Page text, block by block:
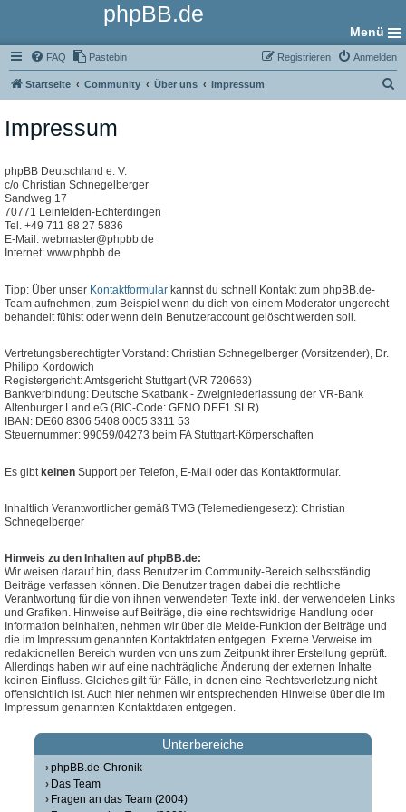
phpBB.de
Menü
FAQ Pastebin Anmelden
Registrieren
Startseite Community Über uns Impressum
Impressum
phpBB Deutschland e. V.
c/o Christian Schnegelberger
Sandweg 17
70771 Leinfelden-Echterdingen
Tel. +49 711 88 27 5836
E-Mail: webmaster@phpbb.de
Internet: www.phpbb.de
Tipp: Über unser Kontaktformular kannst du schnell Kontakt zum phpBB.de-
Team aufnehmen, zum Beispiel wenn du dich von einem Moderator ungerecht
behandelt fühlst oder wenn dein Benutzeraccount gelöscht werden soll.
Vertretungsberechtigter Vorstand: Christian Schnegelberger (Vorsitzender), Dr.
Philipp Kordowich
Registergericht: Amtsgericht Stuttgart (VR 720663)
Bankverbindung: Deutsche Skatbank - Zweigniederlassung der VR-Bank
Altenburger Land eG (BIC-Code: GENO DEF1 SLR)
IBAN: DE60 8306 5408 0005 3311 53
Steuernummer: 99059/04273 beim FA Stuttgart-Körperschaften
Es gibt keinen Support per Telefon, E-Mail oder das Kontaktformular.
Inhaltlich Verantwortlicher gemäß TMG (Telemediengesetz): Christian
Schnegelberger
Hinweis zu den Inhalten auf phpBB.de:
Wir weisen darauf hin, dass Benutzer im Community-Bereich selbstständig
Beiträge verfassen können. Die Benutzer tragen dabei die rechtliche
Verantwortung für die von ihnen verwendeten Texte inkl. der verwendeten Links
und Grafiken. Hinweise auf Beiträge, die eine rechtswidrige Handlung oder
Information beinhalten, nehmen wir über die Melde-Funktion der Beiträge und
die im Impressum genannten Kontaktdaten entgegen. Externe Verweise im
redaktionellen Bereich wurden von uns zum Zeitpunkt ihrer Erstellung geprüft.
Allerdings haben wir auf eine nachträgliche Änderung der externen Inhalte
keinen Einfluss. Gleiches gilt für Fälle, in denen eine Rechtsverletzung nicht
offensichtlich ist. Auch hier nehmen wir entsprechenden Hinweise über die im
Impressum genannten Kontaktdaten entgegen.
Unterbereiche
phpBB.de-Chronik
Das Team
Fragen an das Team (2004)